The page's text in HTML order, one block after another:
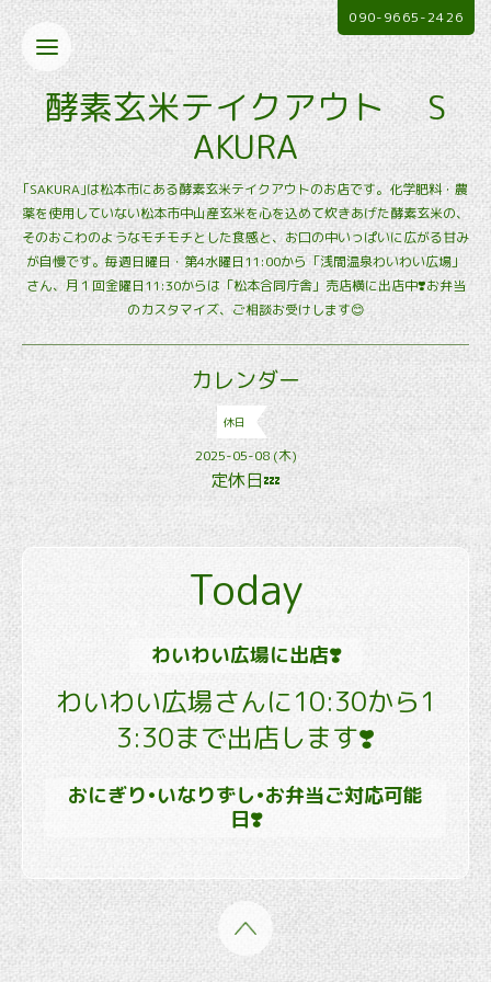
酵素玄米テイクアウト S
AKURA
｢SAKURA｣は松本市にある酵素玄米テイクアウトのお店です。化学肥料・農
薬を使用していない松本市中山産玄米を心を込めて炊きあげた酵素玄米の、
そのおこわのようなモチモチとした食感と、お口の中いっぱいに広がる甘み
が自慢です。毎週日曜日・第4水曜日11:00から「浅間温泉わいわい広場」
さん、月１回金曜日11:30からは「松本合同庁舎」売店横に出店中❣️お弁当
のカスタマイズ、ご相談お受けします😊
090-9665-2426
カレンダー
休日
2025-05-08 (木)
定休日💤
Today
わいわい広場に出店❣️
わいわい広場さんに10:30から1
3:30まで出店します❣️
おにぎり•いなりずし•お弁当ご対応可能
日❣️